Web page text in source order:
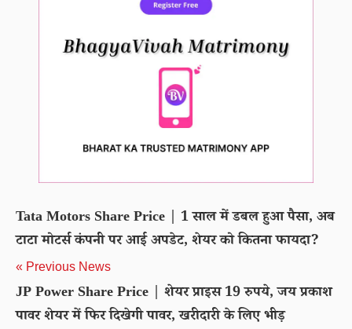
Tata Motors Share Price | 1 साल में डबल हुआ पैसा, अब
टाटा मोटर्स कंपनी पर आई अपडेट, शेयर को कितना फायदा?
« Previous News
JP Power Share Price | शेयर प्राइस 19 रुपये, जय प्रकाश
पावर शेयर में फिर दिखेगी पावर, खरीदारी के लिए भीड़